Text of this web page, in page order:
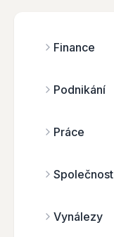
Finance
Podnikání
Práce
Společnost
Vynálezy